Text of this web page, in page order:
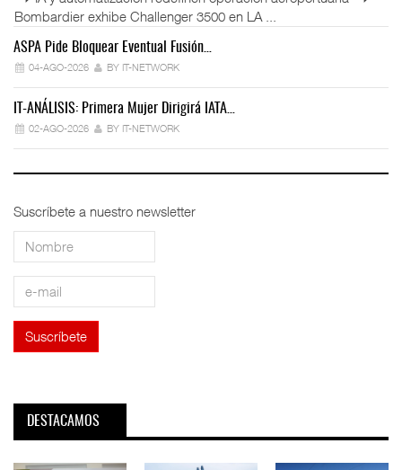
Bombardier exhibe Challenger 3500 en LA ...
ASPA Pide Bloquear Eventual Fusión…
04-AGO-2026 BY IT-NETWORK
IT-ANÁLISIS: Primera Mujer Dirigirá IATA…
02-AGO-2026 BY IT-NETWORK
Suscríbete a nuestro newsletter
DESTACAMOS